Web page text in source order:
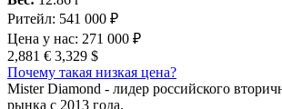
Ритейл: 541 000 ₽
Цена у нас: 271 000 ₽
2,881 € 3,329 $
Почему такая низкая цена?
Mister Diamond - лидер российского
рынка с 2013 года.